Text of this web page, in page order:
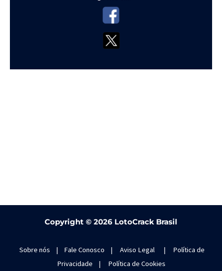
Copyright © 2026 LotoCrack Brasil
Sobre nós | Fale Conosco | Aviso Legal | Política de
Privacidade | Política de Cookies